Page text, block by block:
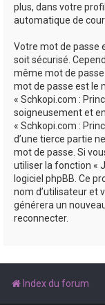
plus, dans votre
automatique de
Votre mot de passe
soit sécurisé.
même mot de
mot de passe est le
« Schkopi.com :
soigneusement et
« Schkopi.com :
d’une tierce partie
mot de passe. Si
utiliser la fonction «
logiciel phpBB. Ce
nom d’utilisateur et
générera un
reconnecter.
Index du forum